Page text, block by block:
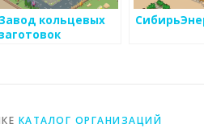
Завод кольцевых
КАТАЛОГ ОРГАНИЗАЦИЙ